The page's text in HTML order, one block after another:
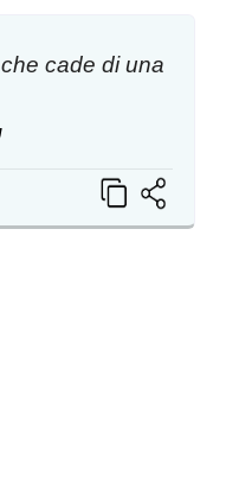
cade di una